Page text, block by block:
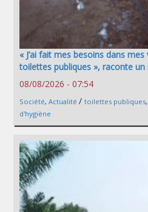
« J’ai fait mes besoins dans
toilettes publiques », raconte un
08/08/2026 - 07:54
Société, Actualité / toilettes publiques,
d'hygiène